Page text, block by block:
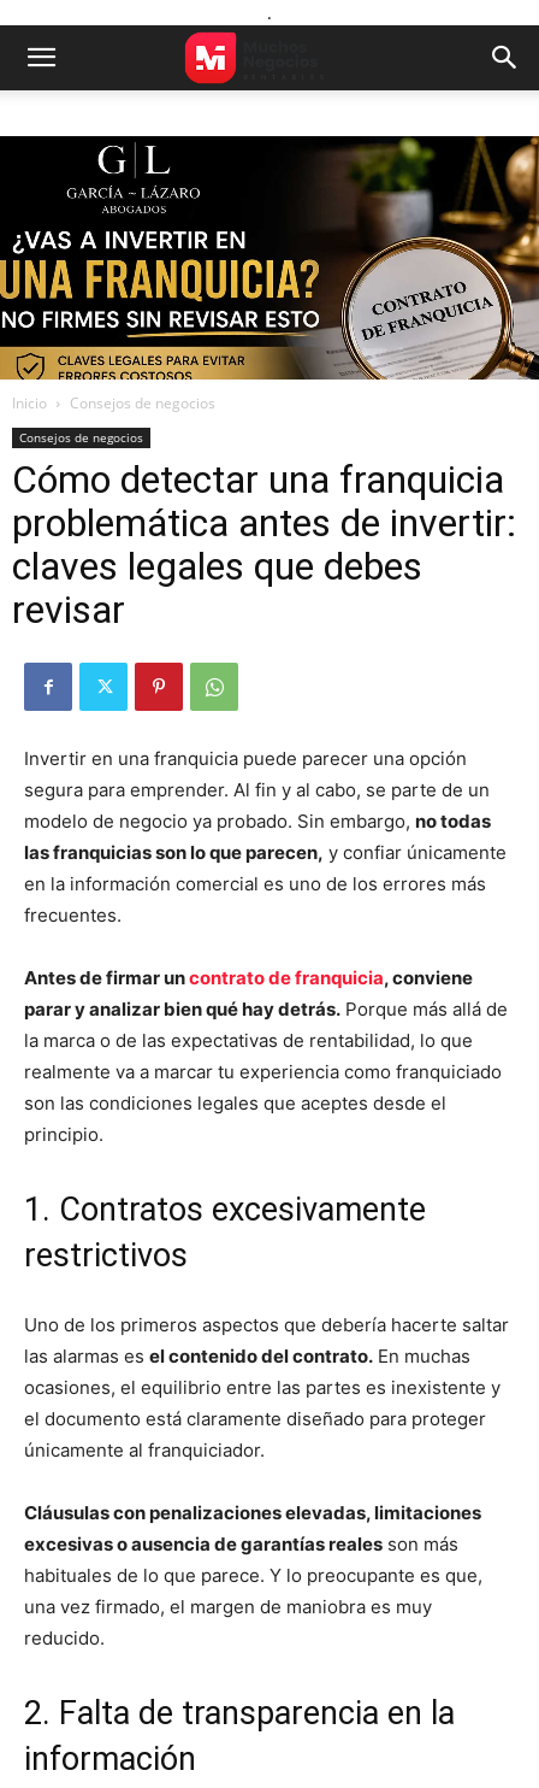
.
Inicio Consejos de negocios
Consejos de negocios
Cómo detectar una franquicia
problemática antes de invertir:
claves legales que debes
revisar
Invertir en una franquicia puede parecer una opción
segura para emprender. Al fin y al cabo, se parte de un
modelo de negocio ya probado. Sin embargo, no todas
las franquicias son lo que parecen, y confiar únicamente
en la información comercial es uno de los errores más
frecuentes.
Antes de firmar uncontrato de franquicia, conviene
parar y analizar bien qué hay detrás. Porque más allá de
la marca o de las expectativas de rentabilidad, lo que
realmente va a marcar tu experiencia como franquiciado
son las condiciones legales que aceptes desde el
principio.
1. Contratos excesivamente
restrictivos
Uno de los primeros aspectos que debería hacerte saltar
las alarmas es el contenido del contrato. En muchas
ocasiones, el equilibrio entre las partes es inexistente y
el documento está claramente diseñado para proteger
únicamente al franquiciador.
Cláusulas con penalizaciones elevadas, limitaciones
excesivas o ausencia de garantías reales son más
habituales de lo que parece. Y lo preocupante es que,
una vez firmado, el margen de maniobra es muy
reducido.
2. Falta de transparencia en la
información